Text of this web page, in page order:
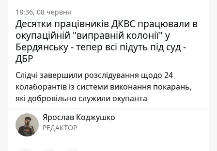
18:36, 08 червня
Десятки працівників ДКВС працювали в
окупаційній "виправній колонії" у
Бердянську - тепер всі підуть під суд -
ДБР
Слідчі завершили розслідування щодо 24
колаборантів із системи виконання покарань,
які добровільно служили окупанта
Ярослав Коджушко
РЕДАКТОР